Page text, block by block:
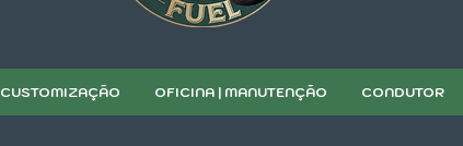
CUSTOMIZAÇÃO OFICINA | MANUTENÇÃO CONDUTOR